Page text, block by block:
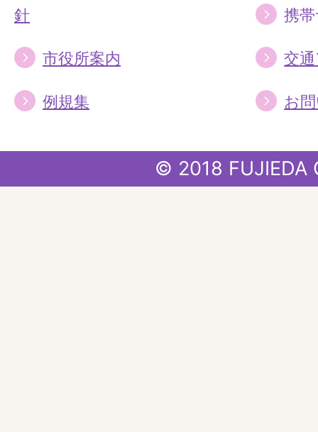
針
携
市役所案内 交
例規集 お
© 2018 FUJIEDA